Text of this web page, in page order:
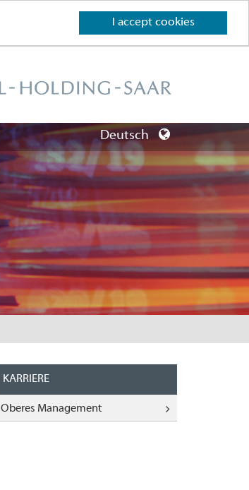
I accept cookies
Deutsch
Deutsch
English
KARRIERE
Oberes Management